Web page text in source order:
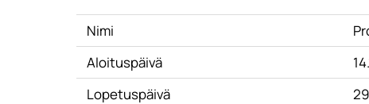
Nimi
Aloituspäivä
Lopetuspäivä